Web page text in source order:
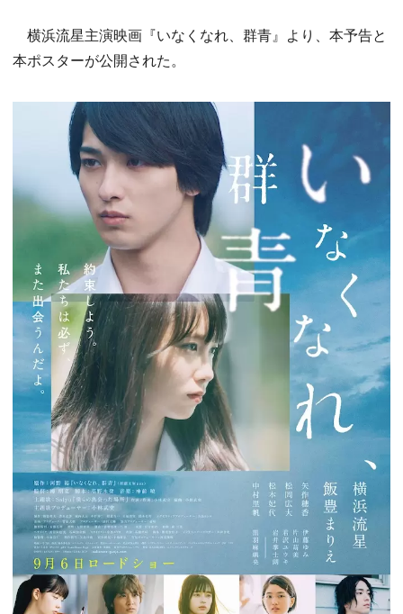
横浜流星主演映画『いなくなれ、群青』より、本予告と
本ポスターが公開された。